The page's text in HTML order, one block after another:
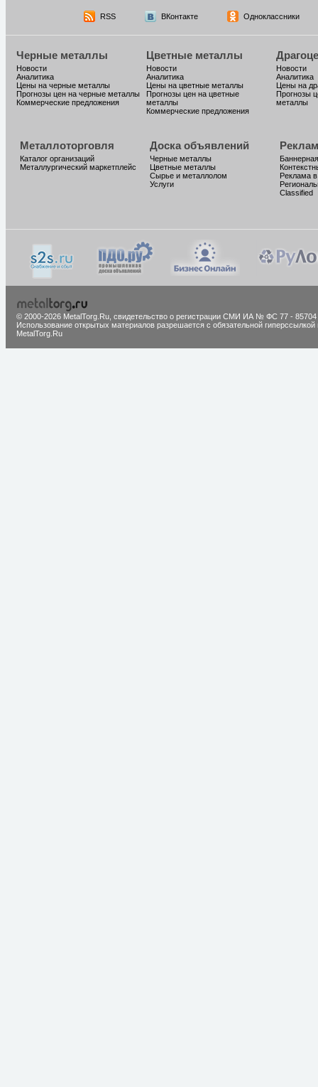
RSS ВКонтакте Одноклассники
Черные металлы
Новости
Аналитика
Цены на черные металлы
Прогнозы цен на черные металлы
Коммерческие предложения
Цветные металлы
Новости
Аналитика
Цены на цветные металлы
Прогнозы цен на цветные
металлы
Коммерческие предложения
Новости
Аналитика
Цены на
Прогнозы
металлы
Металлоторговля
Каталог организаций
Металлургический маркетплейс
Доска объявлений
Черные металлы
Цветные металлы
Сырье и металлолом
Услуги
Реклама
Classified
© 2000-2026 MetalTorg.Ru, cвидетельство о регистрации СМИ ИА № ФС 77 - 85704
Использование открытых материалов разрешается с обязательной гиперссылкой
MetalTorg.Ru